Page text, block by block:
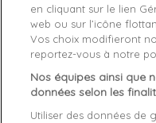
Fiche technique
Matière Coton
en cliquant sur le lien
web ou sur l’icône
Vos choix modifieront
reportez-vous à notre
Nos équipes ainsi que
données selon les
Utiliser des données de